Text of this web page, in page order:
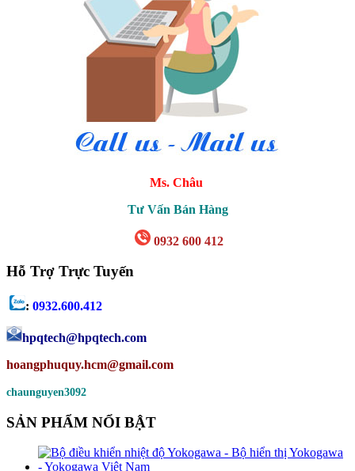
Ms. Châu
Tư Vấn Bán Hàng
0932 600 412
Hỗ Trợ Trực Tuyến
: 0932.600.412
hpqtech@hpqtech.com
hoangphuquy.hcm@gmail.com
chaunguyen3092
SẢN PHẨM NỔI BẬT